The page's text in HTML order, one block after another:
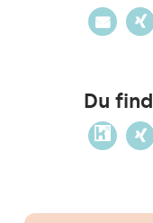
Du